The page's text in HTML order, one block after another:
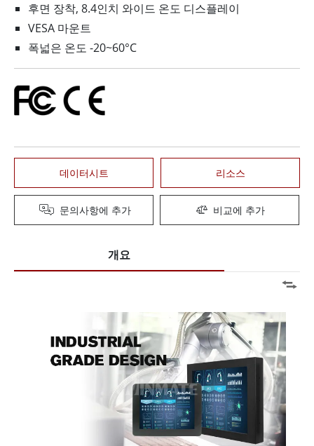
후면 장착, 8.4인치 와이드 온도 디스플레이
VESA 마운트
폭넓은 온도 -20~60°C
데이터시트 리소스
문의사항에 추가 비교에 추가
개요